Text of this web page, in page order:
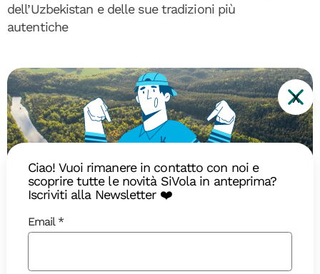
dell’Uzbekistan e delle sue tradizioni più
autentiche
X
Ciao! Vuoi rimanere in contatto con noi e
scoprire tutte le novità SiVola in anteprima?
Iscriviti alla Newsletter ❤️
Email